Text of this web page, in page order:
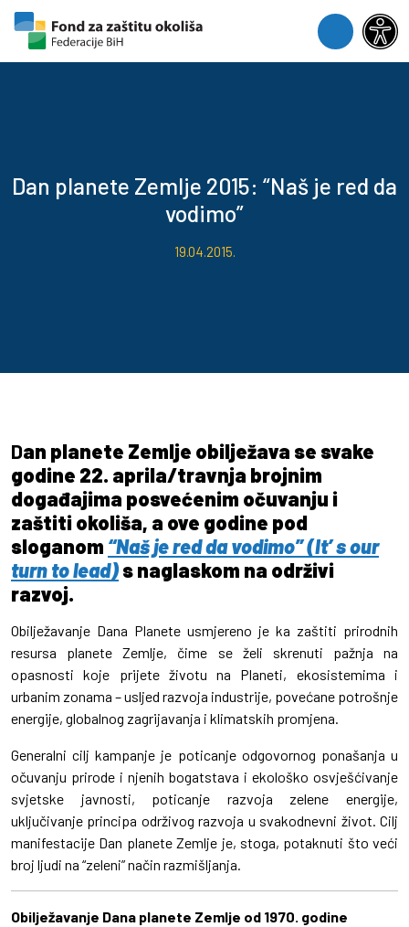
Skip to content
Skip to footer
Menu
Dan planete Zemlje 2015: “Naš je red da
vodimo”
19.04.2015.
Dan planete Zemlje obilježava se svake
godine 22. aprila/travnja brojnim
događajima posvećenim očuvanju i
zaštiti okoliša, a ove godine pod
sloganom “Naš je red da vodimo” (It’ s our
turn to lead)s naglaskom na održivi
razvoj.
Obilježavanje Dana Planete usmjereno je ka zaštiti prirodnih
resursa planete Zemlje, čime se želi skrenuti pažnja na
opasnosti koje prijete životu na Planeti, ekosistemima i
urbanim zonama – usljed razvoja industrije, povećane potrošnje
energije, globalnog zagrijavanja i klimatskih promjena.
Generalni cilj kampanje je poticanje odgovornog ponašanja u
očuvanju prirode i njenih bogatstava i ekološko osvješćivanje
svjetske javnosti, poticanje razvoja zelene energije,
uključivanje principa održivog razvoja u svakodnevni život. Cilj
manifestacije Dan planete Zemlje je, stoga, potaknuti što veći
broj ljudi na “zeleni” način razmišljanja.
Obilježavanje Dana planete Zemlje od 1970. godine